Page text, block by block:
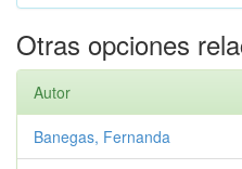
Otras opciones
Autor
Banegas, Fernanda